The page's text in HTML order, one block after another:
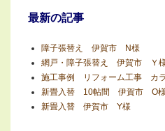
最新の記事
障子張替え 伊賀市 N様
網戸・障子張替え 伊賀市 Ｙ
施工事例 リフォーム工事 カ
新畳入替 10帖間 伊賀市 O
新畳入替 伊賀市 Y様